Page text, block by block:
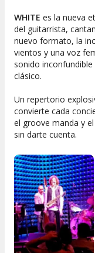
WHITE es la nueva
del guitarrista,
nuevo formato, la
vientos y una voz
sonido
clásico.
Un repertorio
convierte cada
el groove manda y
sin darte cuenta.